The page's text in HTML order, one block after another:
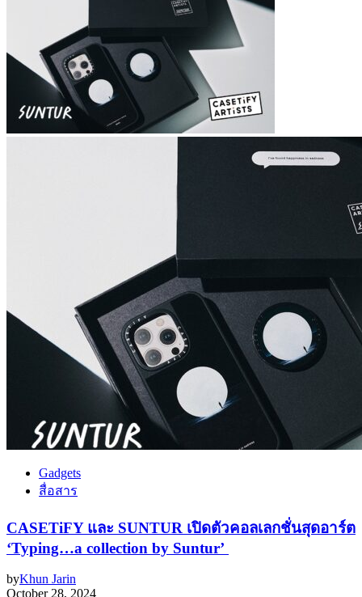
Gadgets
สื่อสาร
CASETiFY และ SUNTUR เปิดตัวคอลเลกชั่นสุดอาร์ต
‘Typing…a collection by Suntur’
byKhun Jarin
October 28, 2024